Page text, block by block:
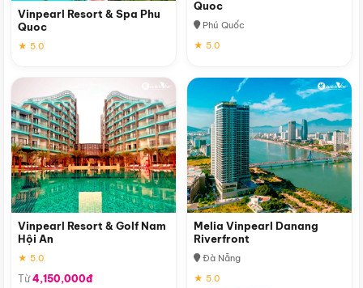
Vinpearl Resort & Spa Phu
Quoc
★ 5.0
Quoc
Phú Quốc
★ 5.0
Vinpearl Resort & Golf Nam
Hội An
★ 5.0
Từ4,150,000đ
Melia Vinpearl Danang
Riverfront
Đà Nẵng
★ 5.0